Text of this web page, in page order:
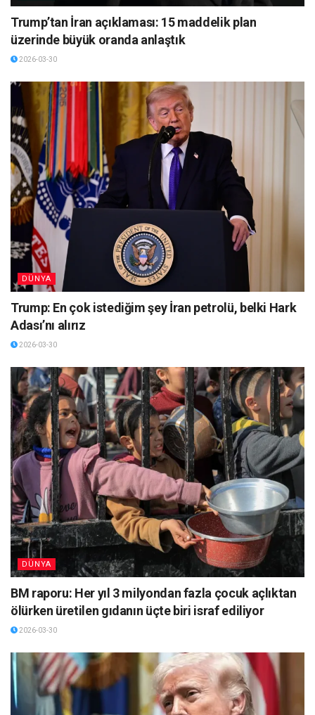
Trump’tan İran açıklaması: 15 maddelik plan
üzerinde büyük oranda anlaştık
2026-03-30
DÜNYA
Trump: En çok istediğim şey İran petrolü, belki Hark
Adası’nı alırız
2026-03-30
DÜNYA
BM raporu: Her yıl 3 milyondan fazla çocuk açlıktan
ölürken üretilen gıdanın üçte biri israf ediliyor
2026-03-30